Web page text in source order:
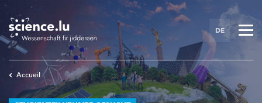
Skip
main
content
DE
Accueil